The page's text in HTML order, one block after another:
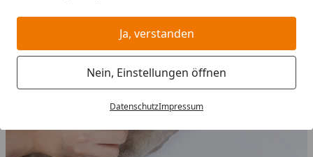
Ja, verstanden
Nein, Einstellungen öffnen
DatenschutzImpressum